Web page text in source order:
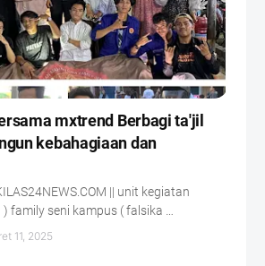
mxtrend Berbagi ta'jil
kebahagiaan dan
|| unit kegiatan
family seni kampus ( falsika …
11, 2025